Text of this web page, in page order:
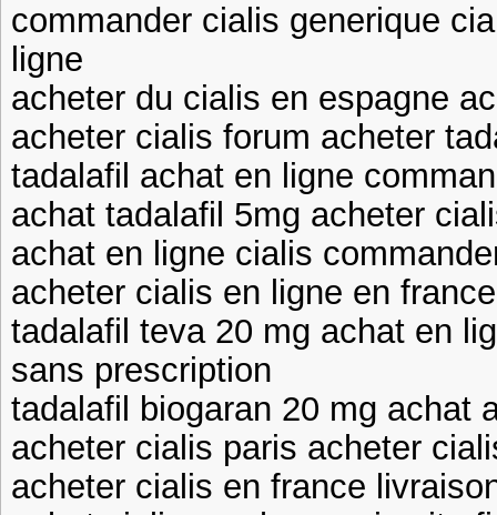
commander cialis generique
ligne
acheter du cialis en espagne
acheter cialis forum acheter
tadalafil achat en ligne
achat tadalafil 5mg acheter
achat en ligne cialis
acheter cialis en ligne en
tadalafil teva 20 mg achat en
sans prescription
tadalafil biogaran 20 mg achat
acheter cialis paris acheter
acheter cialis en france